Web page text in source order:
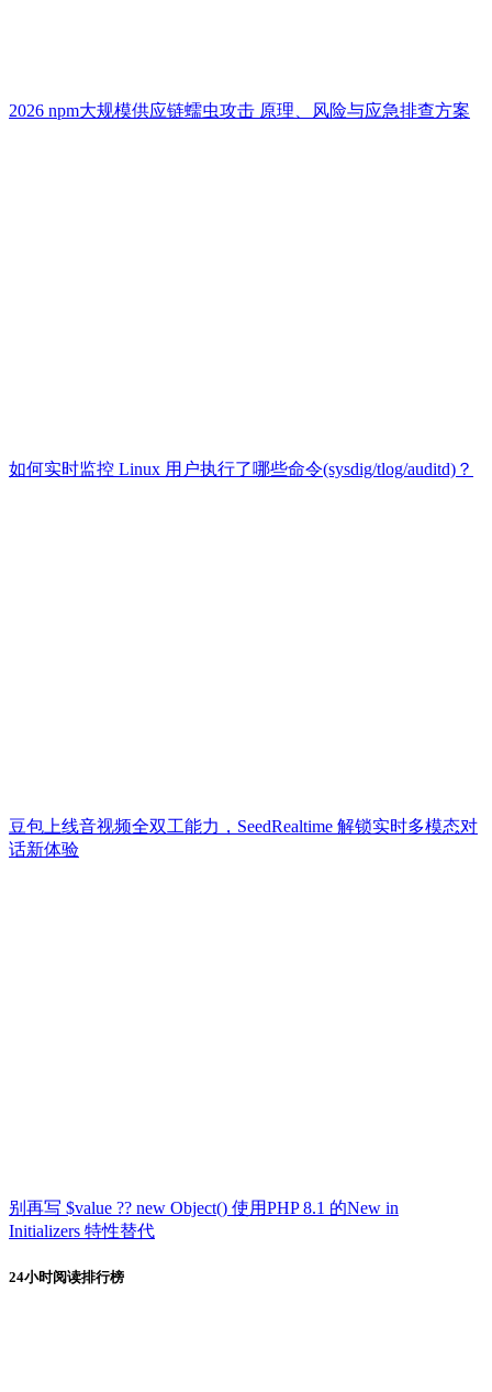
2026 npm大规模供应链蠕虫攻击 原理、风险与应急排查方案
如何实时监控 Linux 用户执行了哪些命令(sysdig/tlog/auditd)？
豆包上线音视频全双工能力，SeedRealtime 解锁实时多模态对
话新体验
别再写 $value ?? new Object() 使用PHP 8.1 的New in
Initializers 特性替代
24小时阅读排行榜